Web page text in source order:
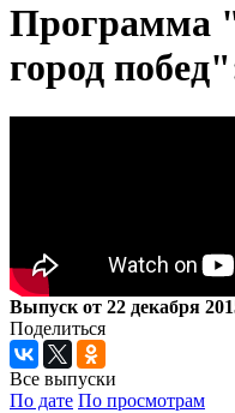
Программа
город
Выпуск от 22 декабря
Поделиться
Все выпуски
По дате По просмотрам